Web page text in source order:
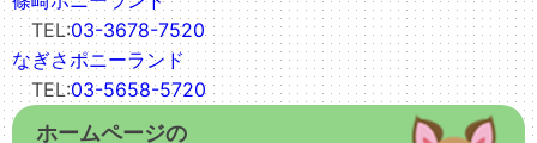
TEL:03-3678-7520
なぎさポニーランド
TEL:03-5658-5720
ホームページの